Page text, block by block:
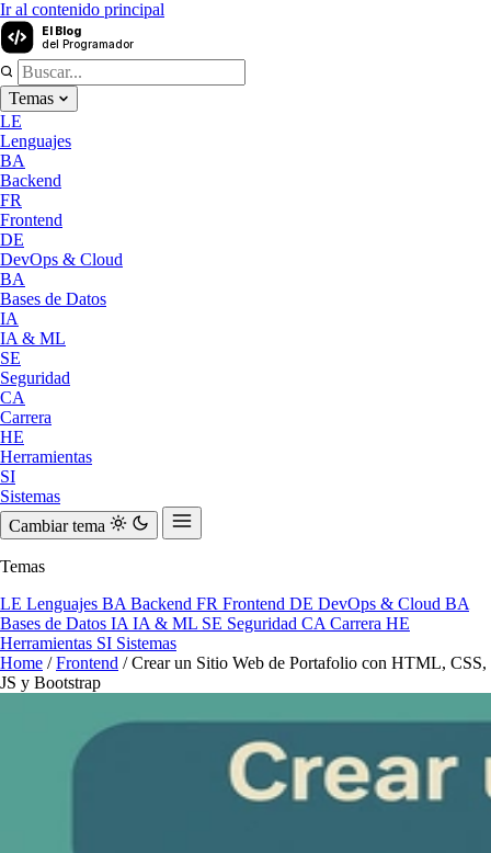
Ir al contenido principal
El Blog
del Programador
Temas
LE
Lenguajes
BA
Backend
FR
Frontend
DE
DevOps & Cloud
BA
Bases de Datos
IA
IA & ML
SE
Seguridad
CA
Carrera
HE
Herramientas
SI
Sistemas
Cambiar tema
Temas
LE Lenguajes BA Backend FR Frontend DE DevOps & Cloud BA
Bases de Datos IA IA & ML SE Seguridad CA Carrera HE
Herramientas SI Sistemas
Home / Frontend / Crear un Sitio Web de Portafolio con HTML, CSS,
JS y Bootstrap